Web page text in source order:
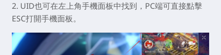
2. UID也可在左上角手機面板中找到，PC端可直接點擊
ESC打開手機面板。